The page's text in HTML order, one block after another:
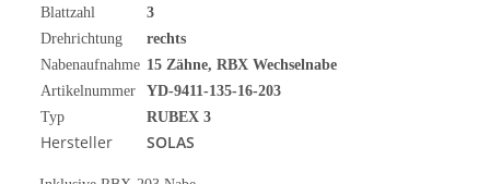
Blattzahl
3
Drehrichtung
rechts
Nabenaufnahme 15 Zähne, RBX Wechselnabe
Artikelnummer
YD-9411-135-16-203
Typ
RUBEX 3
Hersteller SOLAS